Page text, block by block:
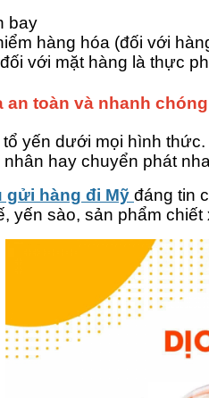
bay
hàng hóa (đối với
với mặt hàng là thực
an toàn và nhanh chóng
yến dưới mọi hình
hay chuyển phát
gửi hàng đi Mỹ đáng tin
yến sào, sản phẩm chiết